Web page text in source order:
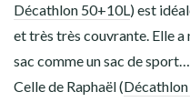
Décathlon 50+10L) est
et très très couvrante. Elle
sac comme un sac de sport…
Celle de Raphaël (Décathlon